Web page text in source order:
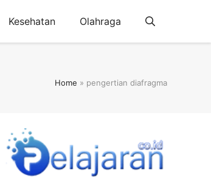
Kesehatan Olahraga
Home » pengertian diafragma